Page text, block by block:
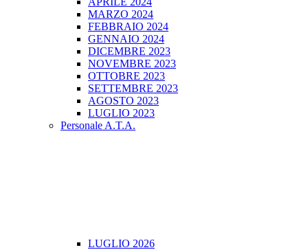
MARZO 2024
FEBBRAIO 2024
GENNAIO 2024
DICEMBRE 2023
NOVEMBRE 2023
OTTOBRE 2023
SETTEMBRE 2023
AGOSTO 2023
LUGLIO 2023
Personale A.T.A.
LUGLIO 2026